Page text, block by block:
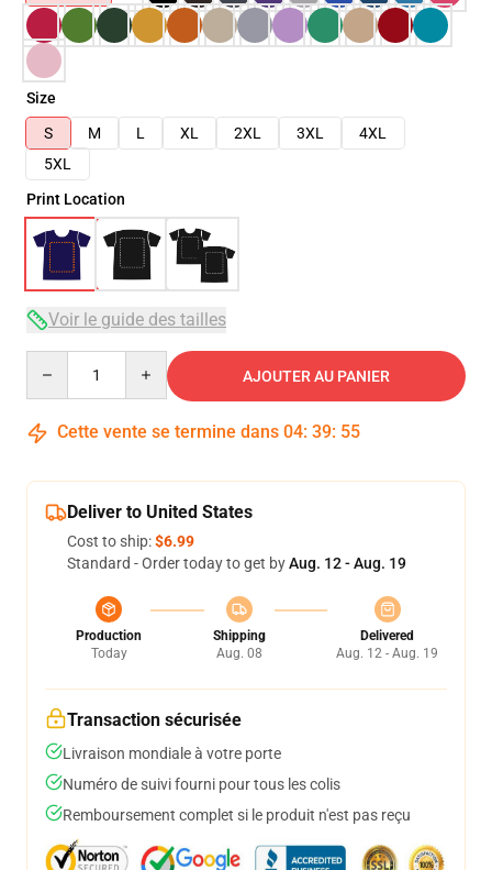
Size
S
M L XL 2XL 3XL
4XL
5XL
Print Location
Voir le guide des tailles
AJOUTER AU PANIER
Cette vente se termine dans 04: 39: 54
Deliver to United States
Cost to ship:$6.99
Standard - Order today to get byAug. 12 - Aug. 19
Production
Today
Shipping
Aug. 08
Delivered
Aug. 12 - Aug. 19
Transaction sécurisée
Livraison mondiale à votre porte
Numéro de suivi fourni pour tous les colis
Remboursement complet si le produit n'est pas reçu